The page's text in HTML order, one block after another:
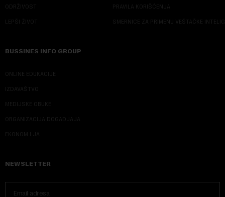
ODRŽIVOST
LEPŠI ŽIVOT
PRAVILA KORIŠĆENJA
SMERNICE ZA PRIMENU VEŠTAČKE
BUSSINES INFO GROUP
ONLINE EDUKACIJE
IZDAVAŠTVO
MEDIJSKE OBUKE
ORGANIZACIJA DOGADJAJA
EKONOM I JA
NEWSLETTER